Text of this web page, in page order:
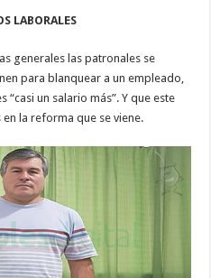
LABORALES
generales las patronales se
para blanquear a un empleado,
un salario más”. Y que este
la reforma que se viene.